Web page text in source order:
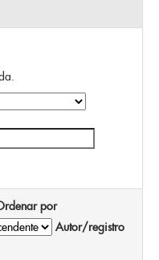
por
Autor/registro